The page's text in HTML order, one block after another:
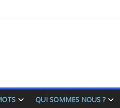
QUI SOMMES NOUS ?